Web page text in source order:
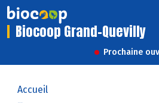
Biocoop Grand-Quevilly
Prochaine
Accueil